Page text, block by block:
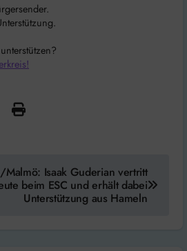
Malmö: Isaak Guderian vertritt
beim ESC und erhält dabei
Unterstützung aus Hameln